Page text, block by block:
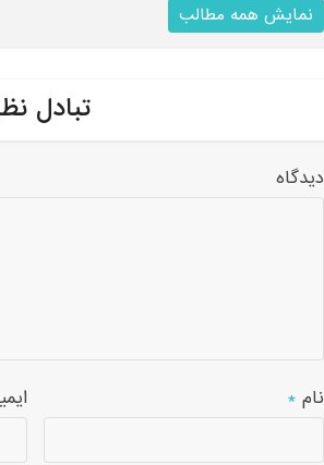
نمایش همه مطالب
تبادل
دیدگاه
نام *